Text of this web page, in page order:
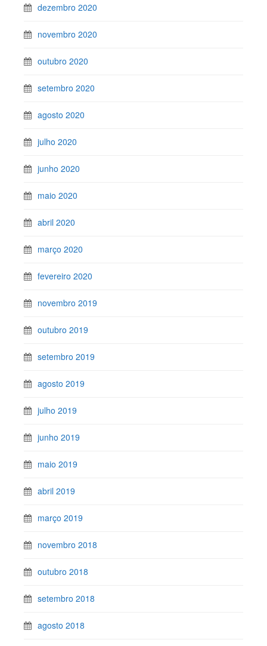
dezembro 2020
novembro 2020
outubro 2020
setembro 2020
agosto 2020
julho 2020
junho 2020
maio 2020
abril 2020
março 2020
fevereiro 2020
novembro 2019
outubro 2019
setembro 2019
agosto 2019
julho 2019
junho 2019
maio 2019
abril 2019
março 2019
novembro 2018
outubro 2018
setembro 2018
agosto 2018